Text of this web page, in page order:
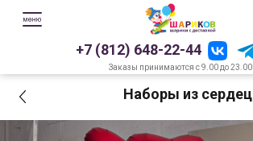
+7 (812) 648-22-44
Заказы принимаются с 9.00 до 23.00
Наборы из сердец